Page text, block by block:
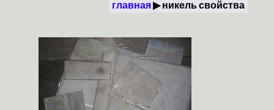
главная никель свойства